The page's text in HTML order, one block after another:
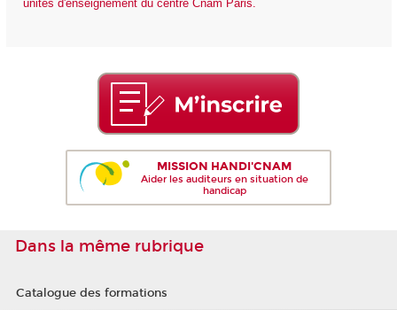
unités d'enseignement du centre Cnam Paris.
MISSION HANDI'CNAM
Aider les auditeurs en situation de
handicap
Dans la même rubrique
Catalogue des formations